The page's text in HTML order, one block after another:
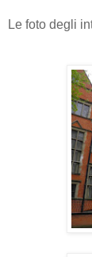
Le foto degli